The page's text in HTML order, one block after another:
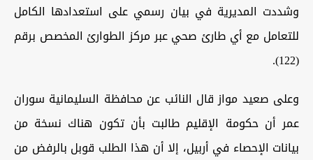
وشددت المديرية في بيان رسمي على استعدادها الكامل
للتعامل مع أي طارئ صحي عبر مركز الطوارئ المخصص برقم
(122).
وعلى صعيد مواز قال النائب عن محافظة السليمانية سوران
عمر أن حكومة الإقليم طالبت بأن تكون هناك نسخة من
بيانات الإحصاء في أربيل، إلا أن هذا الطلب قوبل بالرفض من